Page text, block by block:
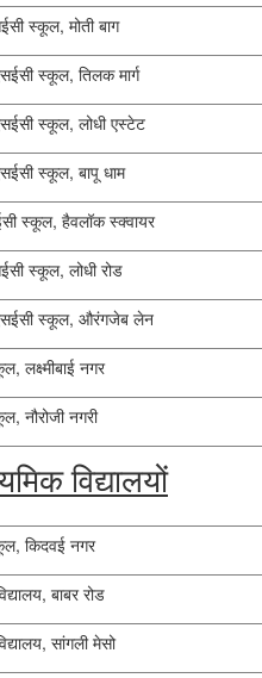
स्कूल, मोती बाग
स्कूल, तिलक मार्ग
स्कूल, लोधी एस्टेट
स्कूल, बापू धाम
स्कूल, हैवलॉक स्क्वायर
स्कूल, लोधी रोड
स्कूल, औरंगजेब लेन
लक्ष्मीबाई नगर
नौरोजी नगरी
विद्यालयों
किदवई नगर
बाबर रोड
सांगली मेसो